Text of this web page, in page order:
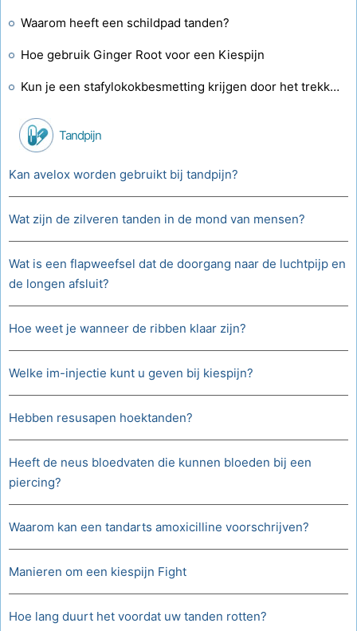
Waarom heeft een schildpad tanden?
Hoe gebruik Ginger Root voor een Kiespijn
Kun je een stafylokokbesmetting krijgen door het trekken van tanden?
Tandpijn
Kan avelox worden gebruikt bij tandpijn?
Wat zijn de zilveren tanden in de mond van mensen?
Wat is een flapweefsel dat de doorgang naar de luchtpijp en
de longen afsluit?
Hoe weet je wanneer de ribben klaar zijn?
Welke im-injectie kunt u geven bij kiespijn?
Hebben resusapen hoektanden?
Heeft de neus bloedvaten die kunnen bloeden bij een
piercing?
Waarom kan een tandarts amoxicilline voorschrijven?
Manieren om een ​​kiespijn Fight
Hoe lang duurt het voordat uw tanden rotten?